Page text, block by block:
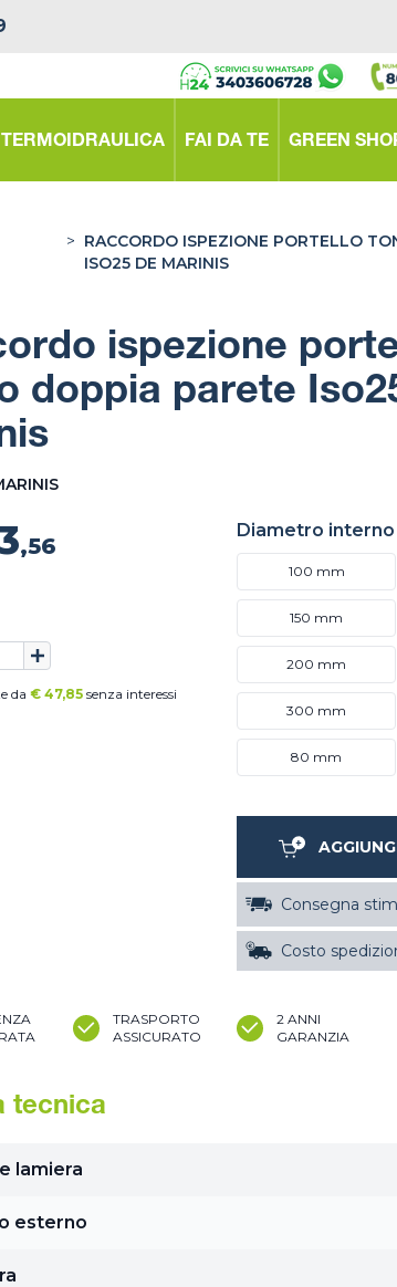
TERMOIDRAULICA FAI DA TE GREEN
> RACCORDO ISPEZIONE PORTELLO
ISO25 DE MARINIS
ispezione
doppia parete
,56
da € 47,85 senza interessi
Diametro interno
100 mm
150 mm
200 mm
300 mm
80 mm
Consegna
Costo
TRASPORTO
ASSICURATO
2 ANNI
GARANZIA
tecnica
lamiera
esterno